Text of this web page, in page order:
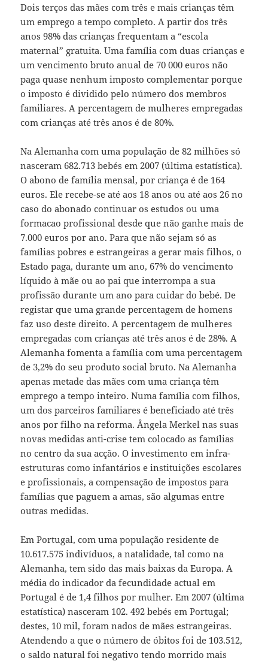
Dois terços das mães com três e mais crianças têm
um emprego a tempo completo. A partir dos três
anos 98% das crianças frequentam a “escola
maternal” gratuita. Uma família com duas crianças e
um vencimento bruto anual de 70 000 euros não
paga quase nenhum imposto complementar porque
o imposto é dividido pelo número dos membros
familiares. A percentagem de mulheres empregadas
com crianças até três anos é de 80%.
Na Alemanha com uma população de 82 milhões só
nasceram 682.713 bebés em 2007 (última estatística).
O abono de família mensal, por criança é de 164
euros. Ele recebe-se até aos 18 anos ou até aos 26 no
caso do abonado continuar os estudos ou uma
formacao profissional desde que não ganhe mais de
7.000 euros por ano. Para que não sejam só as
famílias pobres e estrangeiras a gerar mais filhos, o
Estado paga, durante um ano, 67% do vencimento
líquido à mãe ou ao pai que interrompa a sua
profissão durante um ano para cuidar do bebé. De
registar que uma grande percentagem de homens
faz uso deste direito. A percentagem de mulheres
empregadas com crianças até três anos é de 28%. A
Alemanha fomenta a família com uma percentagem
de 3,2% do seu produto social bruto. Na Alemanha
apenas metade das mães com uma criança têm
emprego a tempo inteiro. Numa família com filhos,
um dos parceiros familiares é beneficiado até três
anos por filho na reforma. Ângela Merkel nas suas
novas medidas anti-crise tem colocado as famílias
no centro da sua acção. O investimento em infra-
estruturas como infantários e instituições escolares
e profissionais, a compensação de impostos para
famílias que paguem a amas, são algumas entre
outras medidas.
Em Portugal, com uma população residente de
10.617.575 indivíduos, a natalidade, tal como na
Alemanha, tem sido das mais baixas da Europa. A
média do indicador da fecundidade actual em
Portugal é de 1,4 filhos por mulher. Em 2007 (última
estatística) nasceram 102. 492 bebés em Portugal;
destes, 10 mil, foram nados de mães estrangeiras.
Atendendo a que o número de óbitos foi de 103.512,
o saldo natural foi negativo tendo morrido mais